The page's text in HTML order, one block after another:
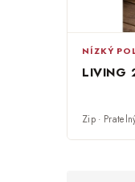
NÍZKÝ
LIVING
Zip ·